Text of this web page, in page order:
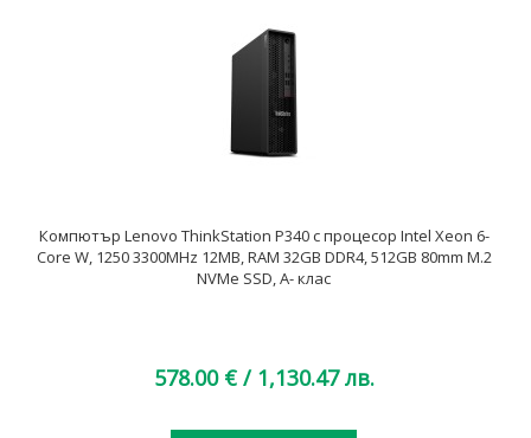
Компютър Lenovo ThinkStation P340 с процесор Intel Xeon 6-
Core W, 1250 3300MHz 12MB, RAM 32GB DDR4, 512GB 80mm M.2
NVMe SSD, A- клас
578.00 €/ 1,130.47 лв.